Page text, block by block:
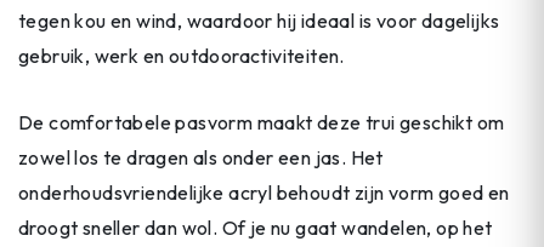
tegen kou en wind, waardoor hij ideaal is voor dagelijks
gebruik, werk en outdooractiviteiten.
De comfortabele pasvorm maakt deze trui geschikt om
zowel los te dragen als onder een jas. Het
onderhoudsvriendelijke acryl behoudt zijn vorm goed en
droogt sneller dan wol. Of je nu gaat wandelen, op het